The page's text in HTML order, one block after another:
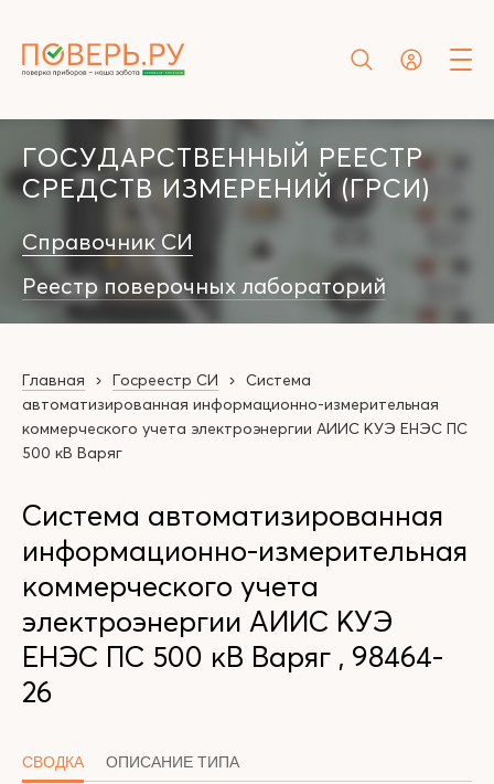
ГОСУДАРСТВЕННЫЙ РЕЕСТР
СРЕДСТВ ИЗМЕРЕНИЙ (ГРСИ)
Справочник СИ
Реестр поверочных лабораторий
Главная Госреестр СИ
Система
автоматизированная информационно-измерительная
коммерческого учета электроэнергии АИИС КУЭ ЕНЭС ПC
500 кВ Варяг
Система автоматизированная
информационно-измерительная
коммерческого учета
электроэнергии АИИС КУЭ
ЕНЭС ПC 500 кВ Варяг , 98464-
26
СВОДКА ОПИСАНИЕ ТИПА